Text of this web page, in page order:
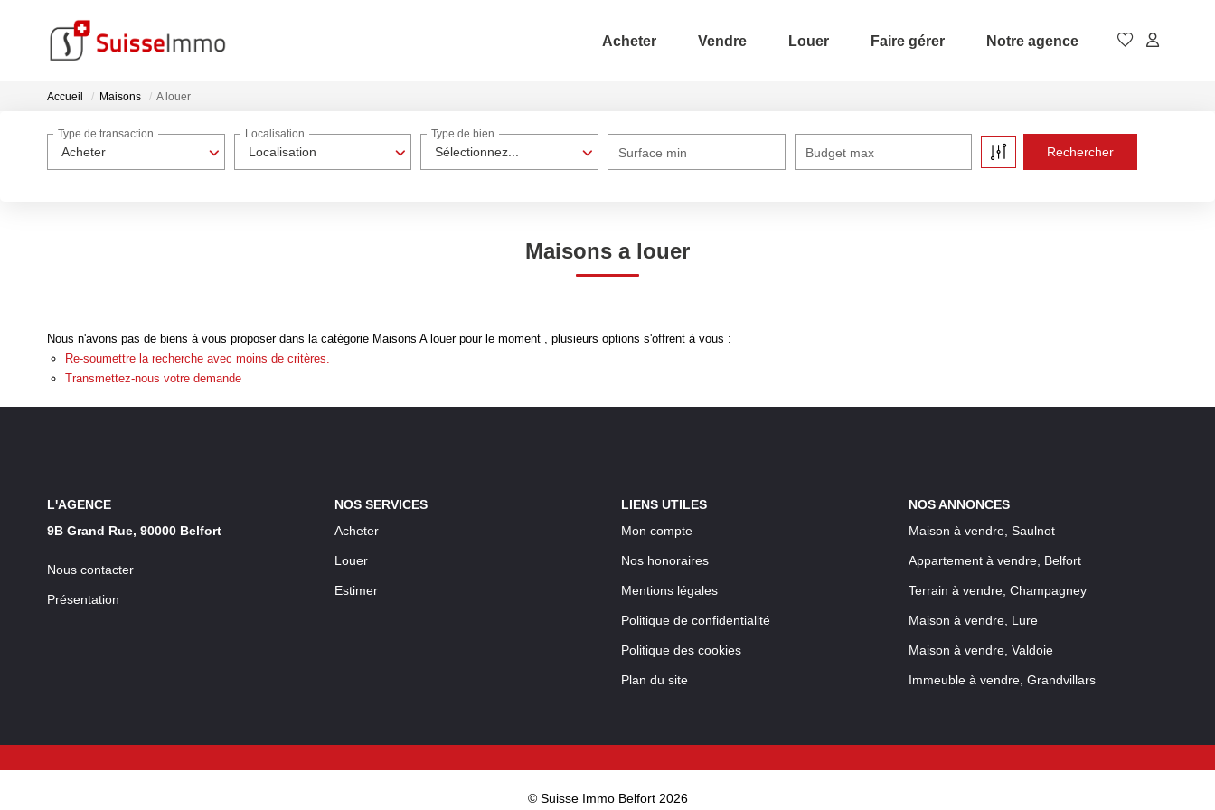
Acheter Vendre Louer Faire gérer Notre agence
Accueil Maisons A louer
Acheter
Type de transaction
Localisation
Localisation
Sélectionnez...
Type de bien
Surface min Budget max
Maisons a louer
Nous n'avons pas de biens à vous proposer dans la catégorie Maisons A louer pour le moment , plusieurs options s'offrent à vous :
Re-soumettre la recherche avec moins de critères.
Transmettez-nous votre demande
L'AGENCE
9B Grand Rue, 90000 Belfort
Nous contacter
Présentation
NOS SERVICES
Acheter
Louer
Estimer
LIENS UTILES
Mon compte
Nos honoraires
Mentions légales
Politique de confidentialité
Politique des cookies
Plan du site
NOS ANNONCES
Maison à vendre, Saulnot
Appartement à vendre, Belfort
Terrain à vendre, Champagney
Maison à vendre, Lure
Maison à vendre, Valdoie
Immeuble à vendre, Grandvillars
© Suisse Immo Belfort 2026